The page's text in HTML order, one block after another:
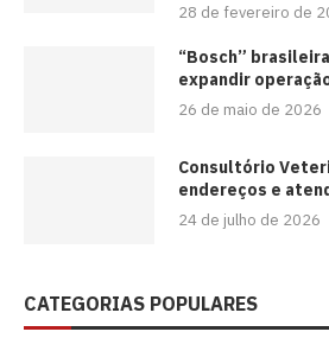
28 de fevereiro de
“Bosch”
expandir
26 de maio de 2026
Consultório
endereços e
24 de julho de 2026
CATEGORIAS POPULARES